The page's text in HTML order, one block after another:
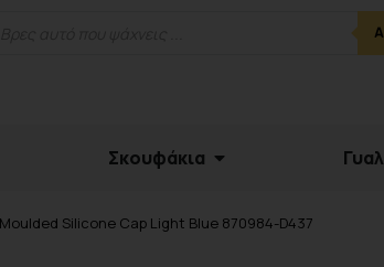
Σκουφάκια
Silicone Cap Light Blue 870984-D437